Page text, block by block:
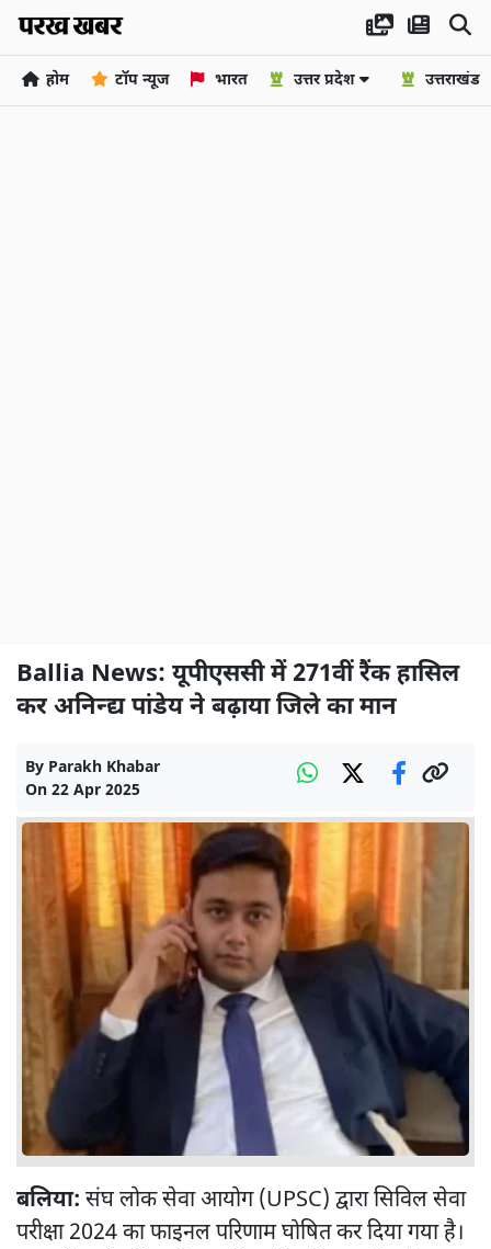
होम टॉप न्यूज भारत उत्तर प्रदेश उत्तराखंड
Ballia News: यूपीएससी में 271वीं रैंक हासिल
कर अनिन्द्य पांडेय ने बढ़ाया जिले का मान
By Parakh Khabar
On 22 Apr 2025
बलिया: संघ लोक सेवा आयोग (UPSC) द्वारा सिविल सेवा
परीक्षा 2024 का फाइनल परिणाम घोषित कर दिया गया है।